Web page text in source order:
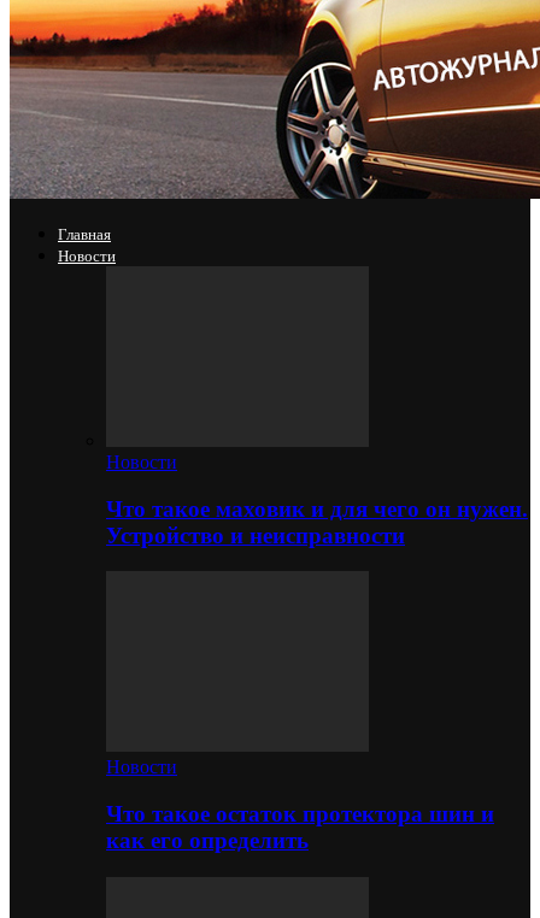
Главная
Новости
Новости
Что такое маховик и для чего он нужен.
Устройство и неисправности
Новости
Что такое остаток протектора шин и
как его определить